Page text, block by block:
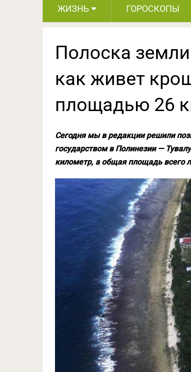
ЖИЗНЬ ГОРОСКОПЫ
Полоска
как живет
площадью 26
Сегодня мы в редакции решили
государством в Полинезии —
километр, а общая площадь всего